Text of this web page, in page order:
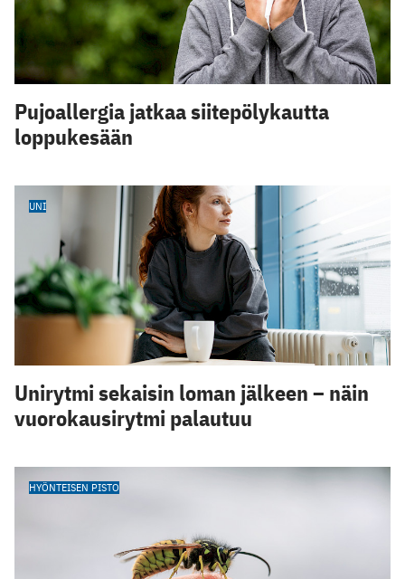
Pujoallergia jatkaa siitepölykautta
loppukesään
UNI
Unirytmi sekaisin loman jälkeen – näin
vuorokausirytmi palautuu
HYÖNTEISEN PISTO